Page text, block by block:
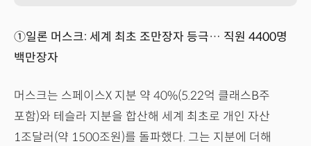
①일론 머스크: 세계 최초 조만장자 등극… 직원 4400명
백만장자
머스크는 스페이스X 지분 약 40%(5.22억 클래스B주
포함)와 테슬라 지분을 합산해 세계 최초로 개인 자산
1조달러(약 1500조원)를 돌파했다. 그는 지분에 더해